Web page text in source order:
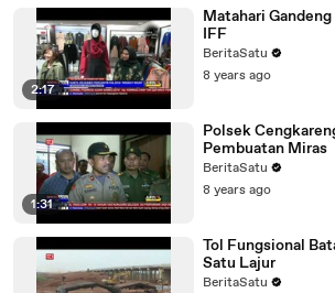
2:17
Matahari
IFF
BeritaSatu
8 years ago
1:31
Polsek
Pembuatan Miras
BeritaSatu
8 years ago
Tol Fungsional
Satu Lajur
BeritaSatu